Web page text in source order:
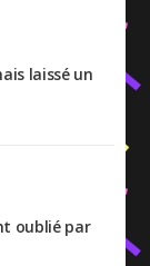
laissé un
oublié par